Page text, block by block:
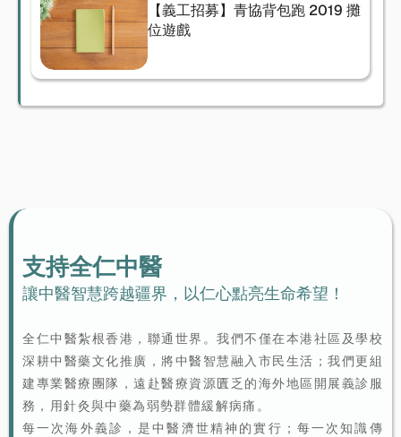
【義工招募】青協背包跑 2019 攤
位遊戲
支持全仁中醫
讓中醫智慧跨越疆界，以仁心點亮生命希望！
全仁中醫紮根香港，聯通世界。我們不僅在本港社區及學校
深耕中醫藥文化推廣，將中醫智慧融入市民生活；我們更組
建專業醫療團隊，遠赴醫療資源匱乏的海外地區開展義診服
務，用針灸與中藥為弱勢群體緩解病痛。
每一次海外義診，是中醫濟世精神的實行；每一次知識傳